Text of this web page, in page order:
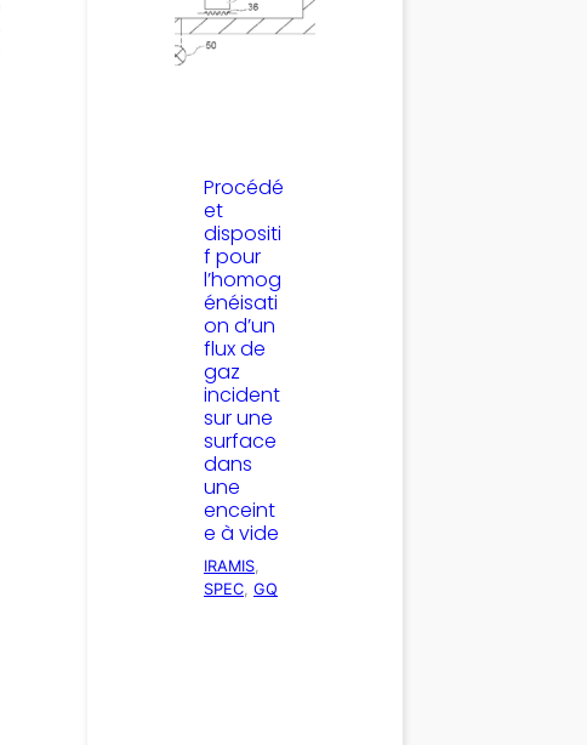
Procédé
et
dispositi
f pour
l’homog
énéisati
on d’un
flux de
gaz
incident
sur une
surface
dans
une
enceint
e à vide
IRAMIS
SPEC GQ